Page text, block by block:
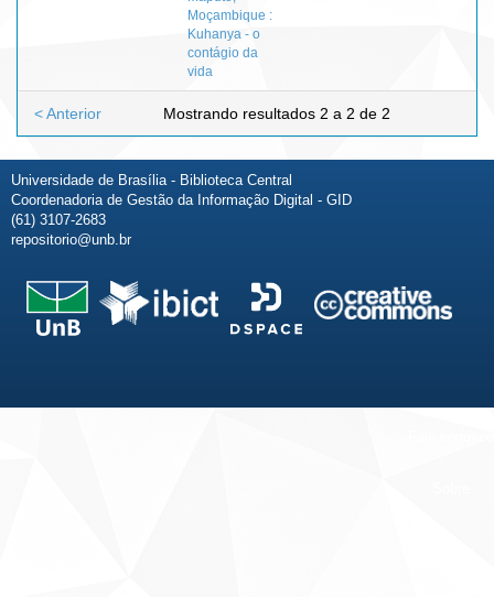
Moçambique :
Kuhanya - o
contágio da
vida
Mostrando resultados 2 a 2 de 2
< Anterior
Universidade de Brasília - Biblioteca Central
Coordenadoria de Gestão da Informação Digital - GID
(61) 3107-2683
repositorio@unb.br